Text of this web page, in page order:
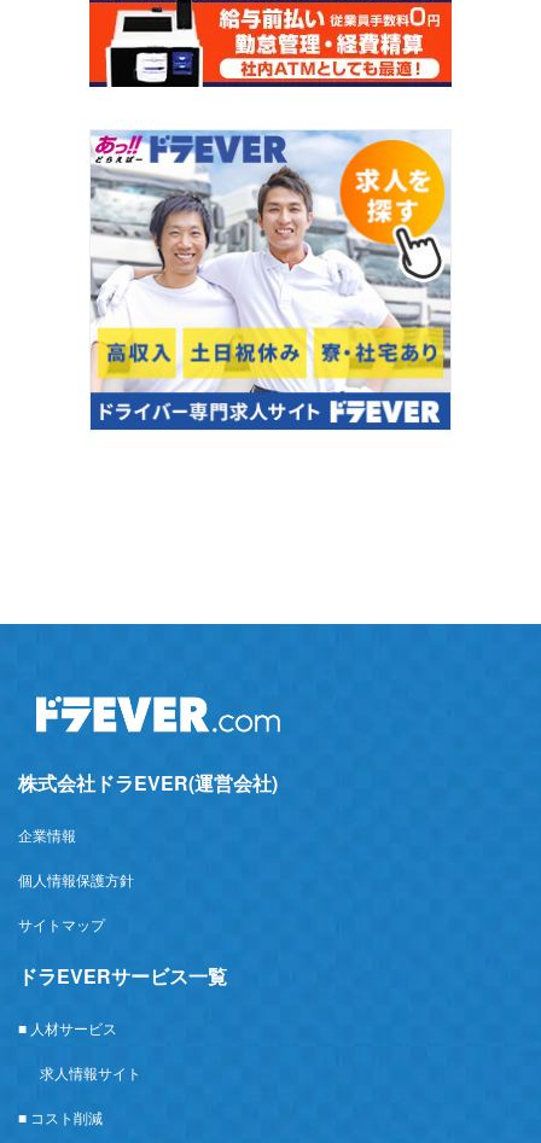
株式会社ドラEVER(運営会社)
企業情報
個人情報保護方針
サイトマップ
ドラEVERサービス一覧
■ 人材サービス
求人情報サイト
■ コスト削減